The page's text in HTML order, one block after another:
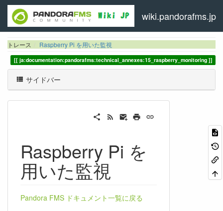
wiki.pandorafms.jp
トレース Raspberry Pi を用いた監視
ja:documentation:pandorafms:technical_annexes:15_raspberry_monitoring
サイドバー
Raspberry Pi を
用いた監視
Pandora FMS ドキュメント一覧に戻る